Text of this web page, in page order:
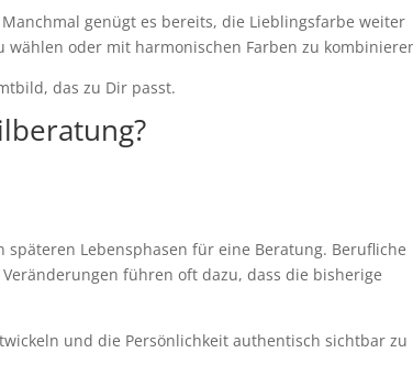
genügt es bereits, die Lieblingsfarbe weiter
oder mit harmonischen Farben zu
das zu Dir passt.
Lebensphasen für eine Beratung. Berufliche
führen oft dazu, dass die bisherige
und die Persönlichkeit authentisch sichtbar zu